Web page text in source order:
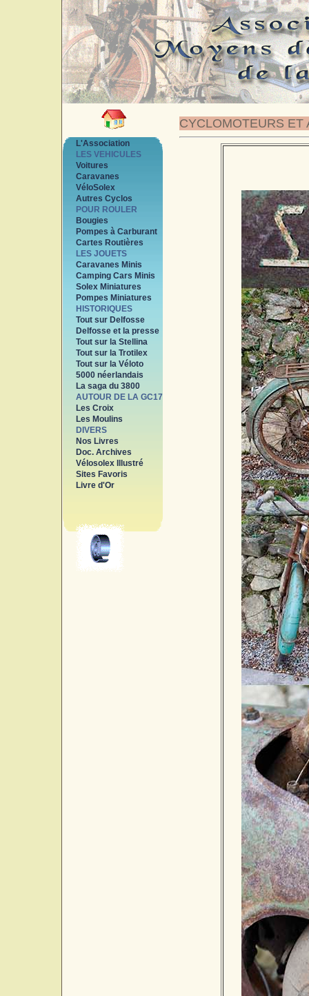
CYCLOMOTEURS ET
L'Association
LES VEHICULES
Voitures
Caravanes
VéloSolex
Autres Cyclos
POUR ROULER
Bougies
Pompes à Carburant
Cartes Routières
LES JOUETS
Caravanes Minis
Camping Cars Minis
Solex Miniatures
Pompes Miniatures
HISTORIQUES
Tout sur Delfosse
Delfosse et la presse
Tout sur la Stellina
Tout sur la Trotilex
Tout sur la Véloto
5000 néerlandais
La saga du 3800
AUTOUR DE LA GC17
Les Croix
Les Moulins
DIVERS
Nos Livres
Doc. Archives
Vélosolex Illustré
Sites Favoris
Livre d'Or